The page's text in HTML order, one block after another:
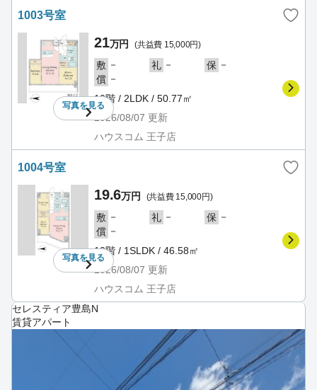
1003号室
写真を見る
21万円 (共益費 15,000円)
敷 － 礼 － 保 －
償 －
10階 / 2LDK / 50.77㎡
2026/08/07 更新
ハウスコム 王子店
1004号室
写真を見る
19.6万円 (共益費 15,000円)
敷 － 礼 － 保 －
償 －
10階 / 1SLDK / 46.58㎡
2026/08/07 更新
ハウスコム 王子店
セレスティア豊島N
賃貸アパート